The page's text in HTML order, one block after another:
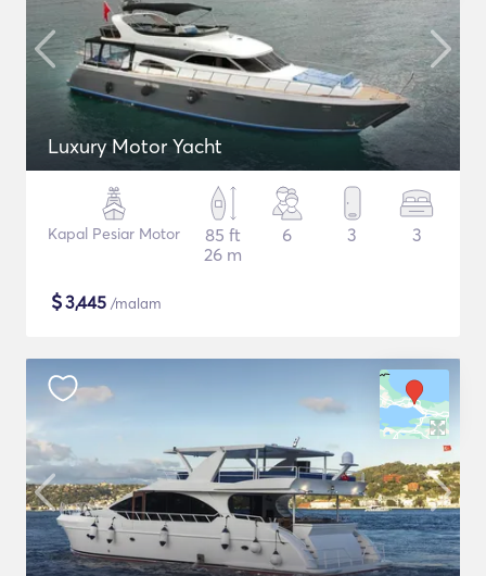
Luxury Motor Yacht
Kapal Pesiar Motor
85 ft
26 m
6 3 3
$3,445 /malam